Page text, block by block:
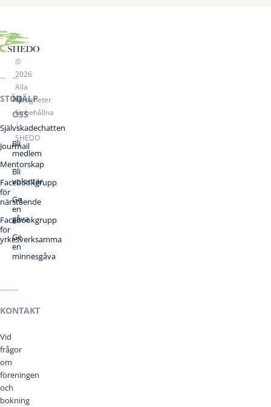
STÖD
Självskadechatten
Jourmail
Mentorskap
Facebookgrupp
för
närstående
Facebookgrupp
för
yrkesverksamma
HJÄLP
OSS
Bli
medlem
Bli
volontär
Ge
en
gåva
Ge
en
minnesgåva
KONTAKT
Vid
frågor
om
föreningen
och
bokning
©
2026
Alla
rättigheter
förbehållna
|
SHEDO